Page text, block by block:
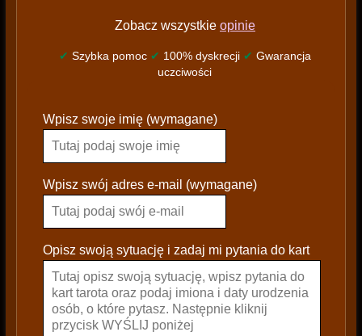
Zobacz wszystkie opinie
✔ Szybka pomoc ✔ 100% dyskrecji ✔ Gwarancja
uczciwości
l
a
s
e
a
Wpisz swoje imię (wymagane)
Wpisz swój adres e-mail (wymagane)
Opisz swoją sytuację i zadaj mi pytania do kart